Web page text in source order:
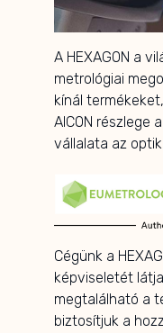
A HEXAGON a
metrológiai
kínál
AICON részlege
vállalata az
Cégünk a
képviseletét
megtalálható a
biztosítjuk a